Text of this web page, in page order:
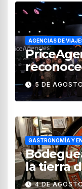
AGENCIAS DE
impulsan
turismo
5 DE
GASTRONOMÍA Y
la tierra
vino
4 DE